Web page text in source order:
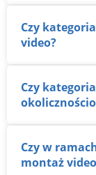
Czy kategoria dotyczy produkcji reklam
video?
Czy kategoria obejmuje nagrywanie imprez
Czy w ramach kategorii oferowany jest
montaż